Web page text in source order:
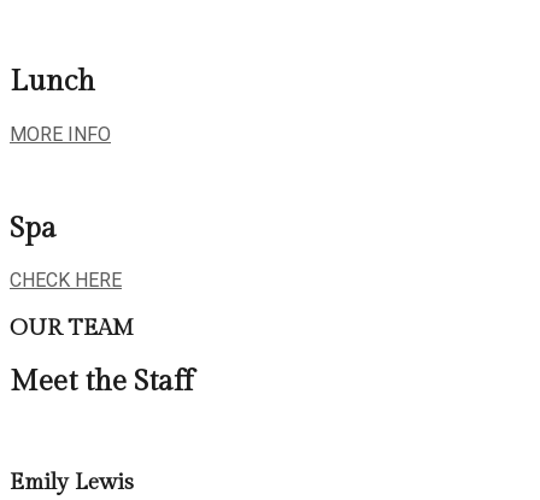
Lunch
MORE INFO
Spa
CHECK HERE
OUR TEAM
Meet the Staff
Emily Lewis